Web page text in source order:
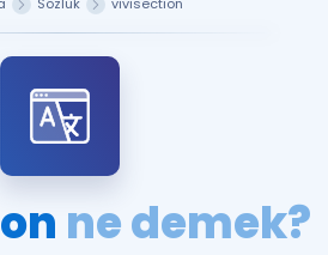
YDS ve YÖKDİL
ne demek?